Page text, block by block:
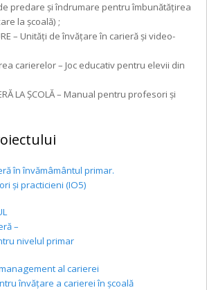
predare și îndrumare pentru îmbunătățirea
la școală) ;
– Unități de învățare în carieră și video-
carierelor – Joc educativ pentru elevii din
LA ȘCOLĂ – Manual pentru profesori și
în învămâmântul primar.
și practicieni (IO5)
–
nivelul primar
al carierei
învățare a carierei în școală